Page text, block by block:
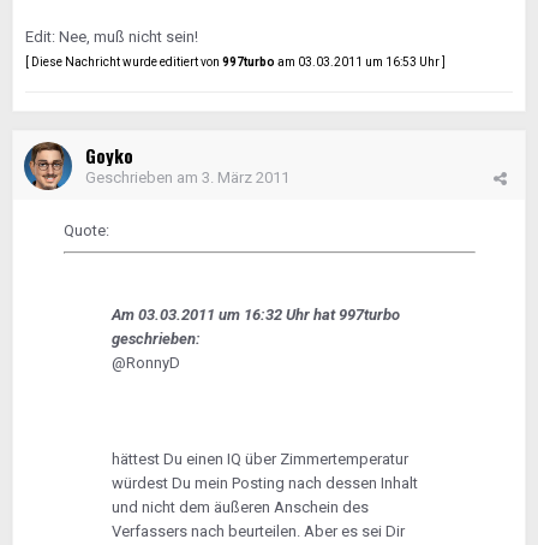
Edit: Nee, muß nicht sein!
[ Diese Nachricht wurde editiert von 997turbo am 03.03.2011 um 16:53 Uhr ]
Goyko
Geschrieben am 3. März 2011
Quote:
Am 03.03.2011 um 16:32 Uhr hat 997turbo
geschrieben:
@RonnyD
hättest Du einen IQ über Zimmertemperatur
würdest Du mein Posting nach dessen Inhalt
und nicht dem äußeren Anschein des
Verfassers nach beurteilen. Aber es sei Dir